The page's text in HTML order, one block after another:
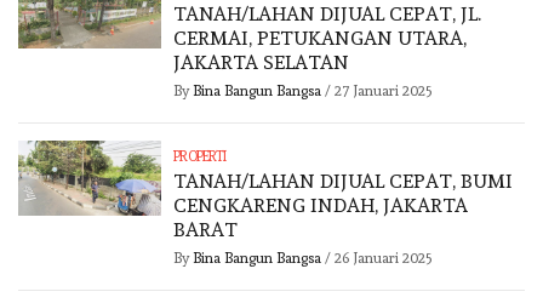
TANAH/LAHAN DIJUAL CEPAT, JL.
CERMAI, PETUKANGAN UTARA,
JAKARTA SELATAN
By Bina Bangun Bangsa / 27 Januari 2025
PROPERTI
TANAH/LAHAN DIJUAL CEPAT, BUMI
CENGKARENG INDAH, JAKARTA
BARAT
By Bina Bangun Bangsa / 26 Januari 2025